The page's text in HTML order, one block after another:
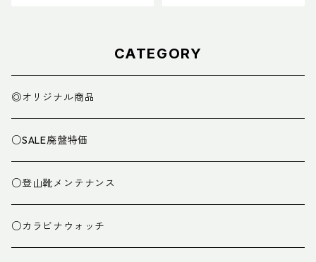
CATEGORY
◎オリジナル商品
○SALE廃盤特価
○登山靴メンテナンス
○カラビナウォッチ